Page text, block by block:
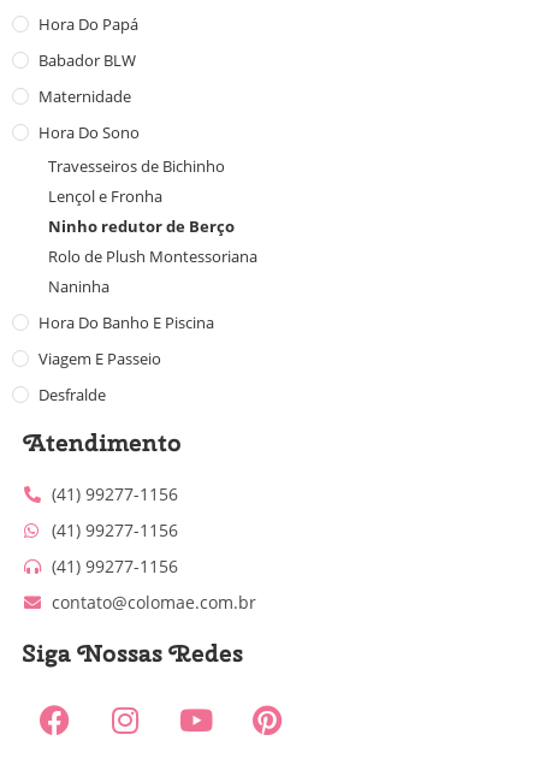
Hora Do Papá
Babador BLW
Maternidade
Hora Do Sono
Travesseiros de Bichinho
Lençol e Fronha
Ninho redutor de Berço
Rolo de Plush Montessoriana
Naninha
Hora Do Banho E Piscina
Viagem E Passeio
Desfralde
Atendimento
(41) 99277-1156
(41) 99277-1156
(41) 99277-1156
contato@colomae.com.br
Siga Nossas Redes